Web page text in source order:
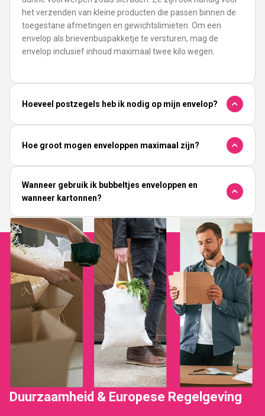
het verzenden van kleine producten die passen binnen de
toegestane afmetingen en gewichtslimieten. Om een
envelop als brievenbuspakketje te versturen, mag de
envelop inclusief inhoud maximaal twee kilo wegen.
Hoeveel postzegels heb ik nodig op mijn envelop?
Hoe groot mogen enveloppen maximaal zijn?
Wanneer gebruik ik bubbeltjes enveloppen en
wanneer kartonnen?
Duurzaamheid & Europese Regelgeving